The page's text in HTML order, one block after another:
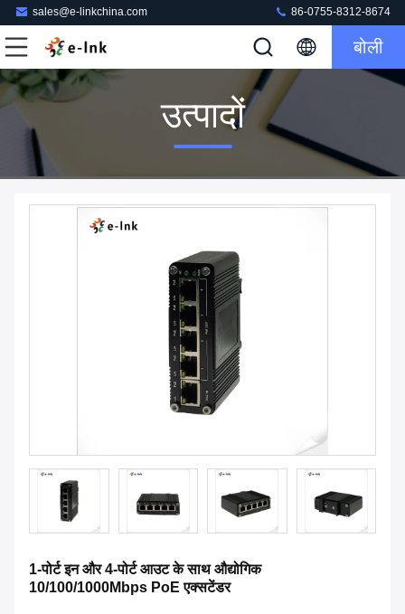
sales@e-linkchina.com 86-0755-8312-8674
बोली
उत्पादों
1-पोर्ट इन और 4-पोर्ट आउट के साथ औद्योगिक
10/100/1000Mbps PoE एक्सटेंडर